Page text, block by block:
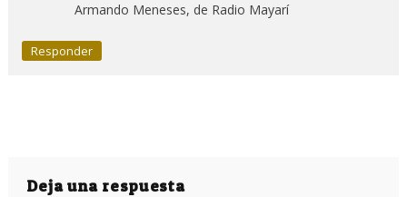
Armando Meneses, de Radio Mayarí
Responder
Deja una respuesta